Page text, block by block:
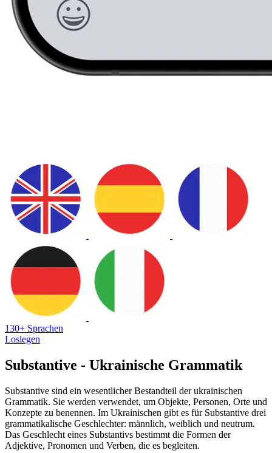
130+ Sprachen
Loslegen
Substantive - Ukrainische Grammatik
Substantive sind ein wesentlicher Bestandteil der ukrainischen
Grammatik. Sie werden verwendet, um Objekte, Personen, Orte und
Konzepte zu benennen. Im Ukrainischen gibt es für Substantive drei
grammatikalische Geschlechter: männlich, weiblich und neutrum.
Das Geschlecht eines Substantivs bestimmt die Formen der
Adjektive, Pronomen und Verben, die es begleiten.